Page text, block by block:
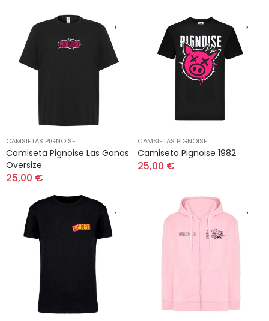
CAMSIETAS PIGNOISE
Camiseta Pignoise Las Ganas
Oversize
25,00 €
CAMSIETAS PIGNOISE
Camiseta Pignoise 1982
25,00 €